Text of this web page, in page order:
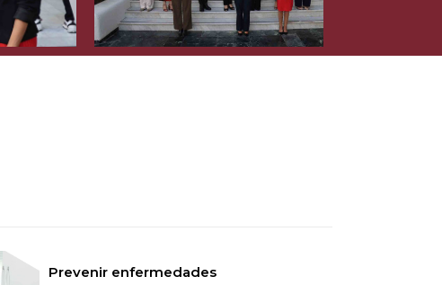
Prevenir enfermedades